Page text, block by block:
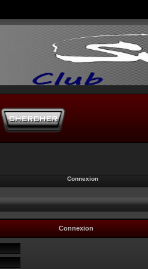
Connexion
Connexion